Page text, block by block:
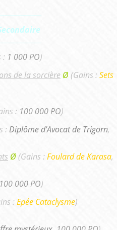
: 1 000 PO)
de la sorcière Ø (Gains :Sets
: 100 000 PO)
:Diplôme d'Avocat de Trigorn,
Ø (Gains : Foulard de Karasa,
100 000 PO)
: Epée Cataclysme)